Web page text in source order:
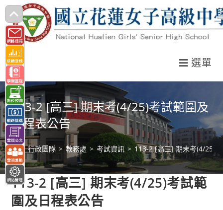
跳
轉
至
主
要
內
容
選單
113-2 [高三] 期末考(4/25)考試範圍及
日程表公告
> 行政團隊 > 教務處 > 考試資訊 > 113-2 [高三] 期末考(4/25)
113-2 [高三] 期末考(4/25)考試範
圍及日程表公告